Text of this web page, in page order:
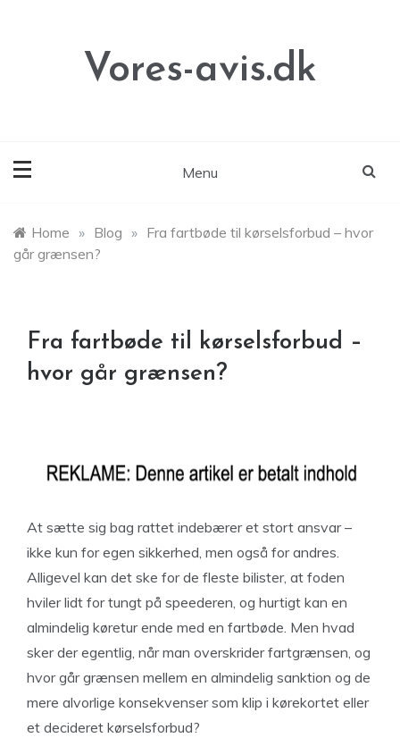
Vores-avis.dk
Menu
Home » Blog » Fra fartbøde til kørselsforbud – hvor
går grænsen?
Fra fartbøde til kørselsforbud –
hvor går grænsen?
At sætte sig bag rattet indebærer et stort ansvar –
ikke kun for egen sikkerhed, men også for andres.
Alligevel kan det ske for de fleste bilister, at foden
hviler lidt for tungt på speederen, og hurtigt kan en
almindelig køretur ende med en fartbøde. Men hvad
sker der egentlig, når man overskrider fartgrænsen, og
hvor går grænsen mellem en almindelig sanktion og de
mere alvorlige konsekvenser som klip i kørekortet eller
et decideret kørselsforbud?